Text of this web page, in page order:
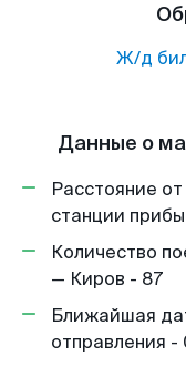
Ж/д
Данные о
Расстояние
станции
Количество
— Киров - 87
Ближайшая
отправления